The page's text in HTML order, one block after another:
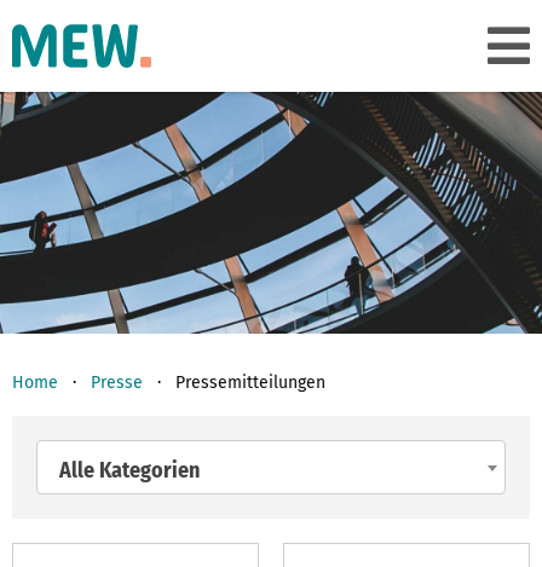
Home Presse Pressemitteilungen
Alle Kategorien